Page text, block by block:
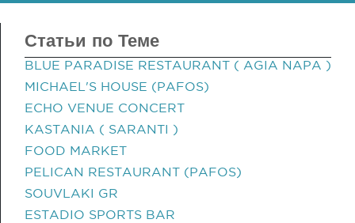
Статьи по Теме
BLUE PARADISE RESTAURANT ( AGIA NAPA )
MICHAEL'S HOUSE (PAFOS)
ECHO VENUE CONCERT
KASTANIA ( SARANTI )
FOOD MARKET
PELICAN RESTAURANT (PAFOS)
SOUVLAKI GR
ESTADIO SPORTS BAR